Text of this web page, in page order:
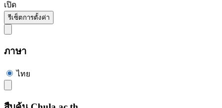
เปิด
รีเซ็ตการตั้งค่า
ภาษา
ไทย